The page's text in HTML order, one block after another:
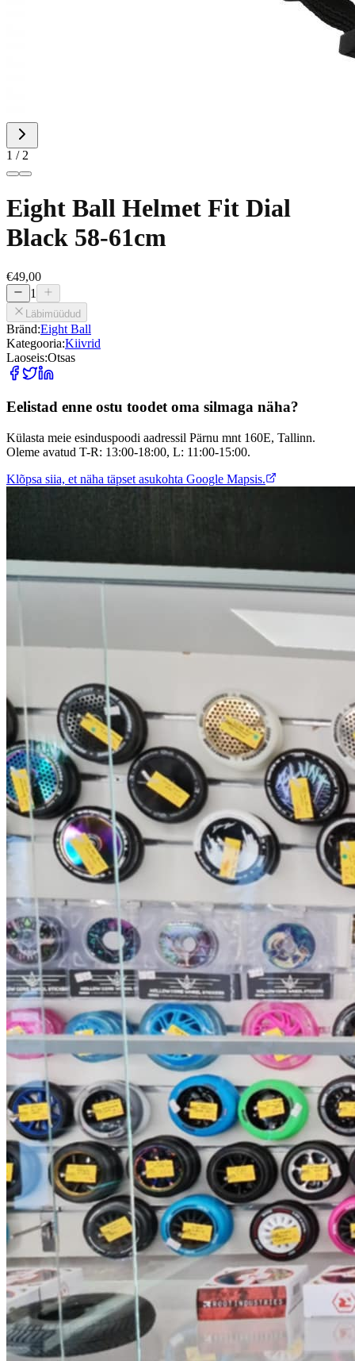
1 / 2
Eight Ball Helmet Fit Dial
Black 58-61cm
€49,00
1
Läbimüüdud
Bränd:Eight Ball
Kategooria:Kiivrid
Laoseis:Otsas
Eelistad enne ostu toodet oma silmaga näha?
Külasta meie esinduspoodi aadressil Pärnu mnt 160E, Tallinn.
Oleme avatud T-R: 13:00-18:00, L: 11:00-15:00.
Klõpsa siia, et näha täpset asukohta Google Mapsis.